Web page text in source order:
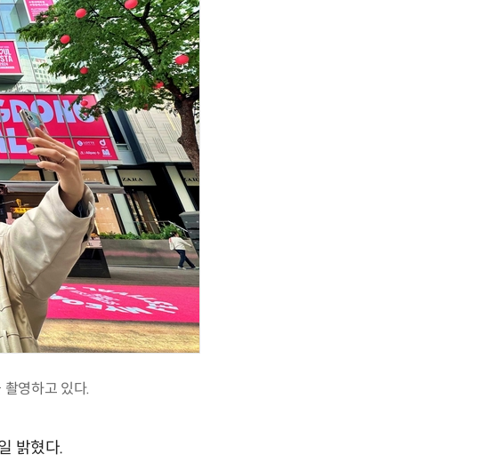
영하고 있다.
밝혔다.